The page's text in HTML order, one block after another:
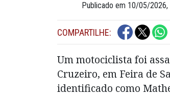
Publicado em 10/05/2026,
COMPARTILHE:
Um motociclista foi
Cruzeiro, em Feira de
identificado como